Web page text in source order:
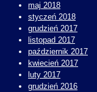
maj 2018
styczeń 2018
grudzień 2017
listopad 2017
październik 2017
kwiecień 2017
luty 2017
grudzień 2016